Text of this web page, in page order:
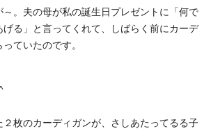
。夫の母が私の誕生日プレゼントに「何で
げる」と言ってくれて、しばらく前にカーデ
ていたのです。
枚のカーディガンが、さしあたってるる子